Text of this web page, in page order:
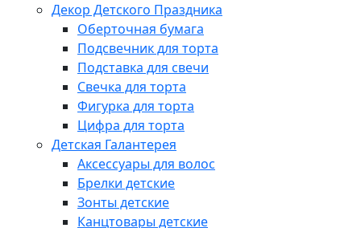
Декор Детского Праздника
Оберточная бумага
Подсвечник для торта
Подставка для свечи
Свечка для торта
Фигурка для торта
Цифра для торта
Детская Галантерея
Аксессуары для волос
Брелки детские
Зонты детские
Канцтовары детские